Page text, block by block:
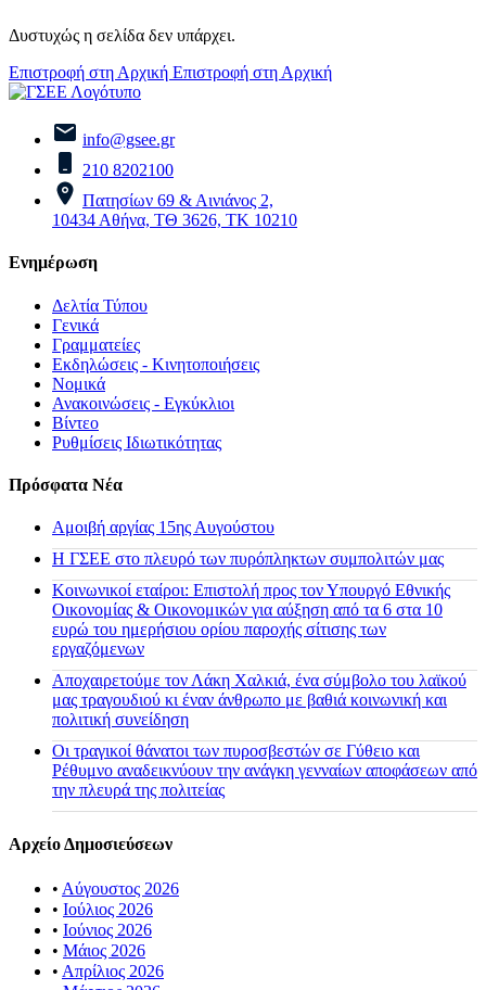
Δυστυχώς η σελίδα δεν υπάρχει.
Επιστροφή στη Αρχική Επιστροφή στη Αρχική
info@gsee.gr
210 8202100
Πατησίων 69 & Αινιάνος 2,
10434 Αθήνα, ΤΘ 3626, ΤΚ 10210
Ενημέρωση
Δελτία Τύπου
Γενικά
Γραμματείες
Εκδηλώσεις - Κινητοποιήσεις
Νομικά
Ανακοινώσεις - Εγκύκλιοι
Βίντεο
Ρυθμίσεις Ιδιωτικότητας
Πρόσφατα Νέα
Αμοιβή αργίας 15ης Αυγούστου
H ΓΣΕΕ στο πλευρό των πυρόπληκτων συμπολιτών μας
Κοινωνικοί εταίροι: Επιστολή προς τον Υπουργό Εθνικής
Οικονομίας & Οικονομικών για αύξηση από τα 6 στα 10
ευρώ του ημερήσιου ορίου παροχής σίτισης των
εργαζόμενων
Αποχαιρετούμε τον Λάκη Χαλκιά, ένα σύμβολο του λαϊκού
μας τραγουδιού κι έναν άνθρωπο με βαθιά κοινωνική και
πολιτική συνείδηση
Οι τραγικοί θάνατοι των πυροσβεστών σε Γύθειο και
Ρέθυμνο αναδεικνύουν την ανάγκη γενναίων αποφάσεων από
την πλευρά της πολιτείας
Αρχείο Δημοσιεύσεων
• Αύγουστος 2026
• Ιούλιος 2026
• Ιούνιος 2026
• Μάιος 2026
• Απρίλιος 2026